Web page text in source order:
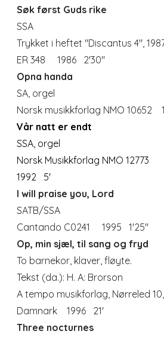
Søk først Guds rike
SSA
Trykket i heftet "Discantus 4",
ER 348 1986 2'30"
Opna handa
SA, orgel
Norsk musikkforlag NMO 10652
Vår natt er endt
SSA, orgel
Norsk Musikkforlag NMO 12773
1992 5'
I will praise you, Lord
SATB/SSA
Cantando C0241 1995 1'25"
Op, min sjæl, til sang og fryd
To barnekor, klaver, fløyte.
Tekst (da.): H. A: Brorson
A tempo musikforlag, Nørreled
Damnark 1996 21'
Three nocturnes